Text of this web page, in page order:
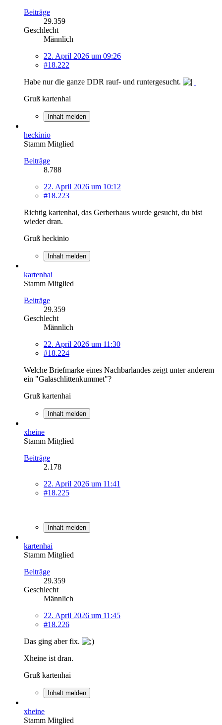
Beiträge
29.359
Geschlecht
Männlich
22. April 2026 um 09:26
#18.222
Habe nur die ganze DDR rauf- und runtergesucht.
Gruß kartenhai
Inhalt melden
heckinio
Stamm Mitglied
Beiträge
8.788
22. April 2026 um 10:12
#18.223
Richtig kartenhai, das Gerberhaus wurde gesucht, du bist
wieder dran.
Gruß heckinio
Inhalt melden
kartenhai
Stamm Mitglied
Beiträge
29.359
Geschlecht
Männlich
22. April 2026 um 11:30
#18.224
Welche Briefmarke eines Nachbarlandes zeigt unter anderem
ein "Galaschlittenkummet"?
Gruß kartenhai
Inhalt melden
xheine
Stamm Mitglied
Beiträge
2.178
22. April 2026 um 11:41
#18.225
Inhalt melden
kartenhai
Stamm Mitglied
Beiträge
29.359
Geschlecht
Männlich
22. April 2026 um 11:45
#18.226
Das ging aber fix.
Xheine ist dran.
Gruß kartenhai
Inhalt melden
xheine
Stamm Mitglied